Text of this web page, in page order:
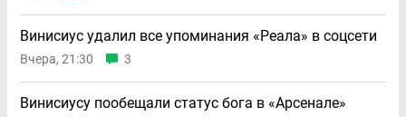
Винисиус удалил все упоминания «Реала» в соцсети
Вчера, 21:30 3
Винисиусу пообещали статус бога в «Арсенале»